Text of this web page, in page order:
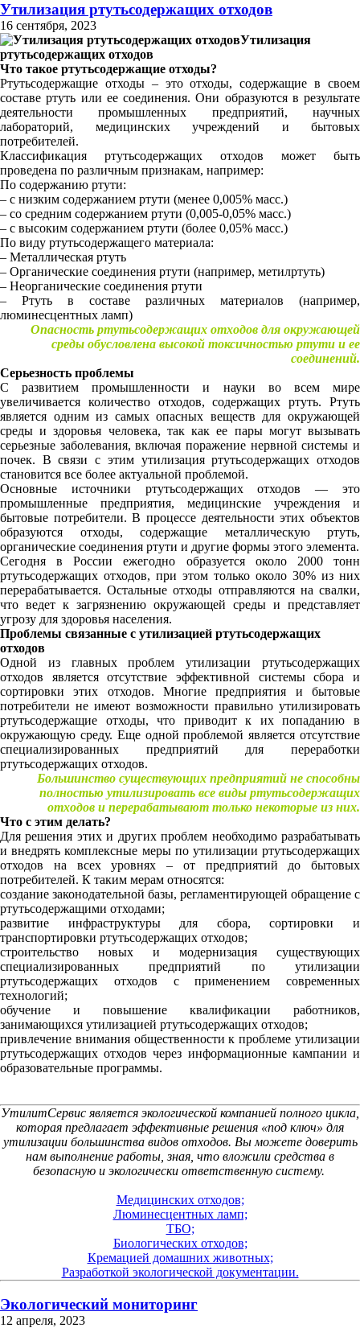
Утилизация ртутьсодержащих отходов
16 сентября, 2023
Утилизация
ртутьсодержащих отходов
Что такое ртутьсодержащие отходы?
Ртутьсодержащие отходы – это отходы, содержащие в своем
составе ртуть или ее соединения. Они образуются в результате
деятельности промышленных предприятий, научных
лабораторий, медицинских учреждений и бытовых
потребителей.
Классификация ртутьсодержащих отходов может быть
проведена по различным признакам, например:
По содержанию ртути:
– с низким содержанием ртути (менее 0,005% масс.)
– со средним содержанием ртути (0,005-0,05% масс.)
– с высоким содержанием ртути (более 0,05% масс.)
По виду ртутьсодержащего материала:
– Металлическая ртуть
– Органические соединения ртути (например, метилртуть)
– Неорганические соединения ртути
– Ртуть в составе различных материалов (например,
люминесцентных ламп)
Опасность ртутьсодержащих отходов для окружающей
среды обусловлена высокой токсичностью ртути и ее
соединений.
Серьезность проблемы
С развитием промышленности и науки во всем мире
увеличивается количество отходов, содержащих ртуть. Ртуть
является одним из самых опасных веществ для окружающей
среды и здоровья человека, так как ее пары могут вызывать
серьезные заболевания, включая поражение нервной системы и
почек. В связи с этим утилизация ртутьсодержащих отходов
становится все более актуальной проблемой.
Основные источники ртутьсодержащих отходов — это
промышленные предприятия, медицинские учреждения и
бытовые потребители. В процессе деятельности этих объектов
образуются отходы, содержащие металлическую ртуть,
органические соединения ртути и другие формы этого элемента.
Сегодня в России ежегодно образуется около 2000 тонн
ртутьсодержащих отходов, при этом только около 30% из них
перерабатывается. Остальные отходы отправляются на свалки,
что ведет к загрязнению окружающей среды и представляет
угрозу для здоровья населения.
Проблемы связанные с утилизацией ртутьсодержащих
отходов
Одной из главных проблем утилизации ртутьсодержащих
отходов является отсутствие эффективной системы сбора и
сортировки этих отходов. Многие предприятия и бытовые
потребители не имеют возможности правильно утилизировать
ртутьсодержащие отходы, что приводит к их попаданию в
окружающую среду. Еще одной проблемой является отсутствие
специализированных предприятий для переработки
ртутьсодержащих отходов.
Большинство существующих предприятий не способны
полностью утилизировать все виды ртутьсодержащих
отходов и перерабатывают только некоторые из них.
Что с этим делать?
Для решения этих и других проблем необходимо разрабатывать
и внедрять комплексные меры по утилизации ртутьсодержащих
отходов на всех уровнях – от предприятий до бытовых
потребителей. К таким мерам относятся:
создание законодательной базы, регламентирующей обращение с
ртутьсодержащими отходами;
развитие инфраструктуры для сбора, сортировки и
транспортировки ртутьсодержащих отходов;
строительство новых и модернизация существующих
специализированных предприятий по утилизации
ртутьсодержащих отходов с применением современных
технологий;
обучение и повышение квалификации работников,
занимающихся утилизацией ртутьсодержащих отходов;
привлечение внимания общественности к проблеме утилизации
ртутьсодержащих отходов через информационные кампании и
образовательные программы.
УтилитСервис является экологической компанией полного цикла,
которая предлагает эффективные решения «под ключ» для
утилизации большинства видов отходов. Вы можете доверить
нам выполнение работы, зная, что вложили средства в
безопасную и экологически ответственную систему.
Медицинских отходов;
Люминесцентных ламп;
ТБО;
Биологических отходов;
Кремацией домашних животных;
Разработкой экологической документации.
Экологический мониторинг
12 апреля, 2023